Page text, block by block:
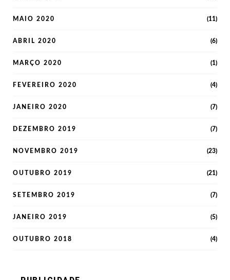
MAIO 2020 (11)
ABRIL 2020 (6)
MARÇO 2020 (1)
FEVEREIRO 2020 (4)
JANEIRO 2020 (7)
DEZEMBRO 2019 (7)
NOVEMBRO 2019 (23)
OUTUBRO 2019 (21)
SETEMBRO 2019 (7)
JANEIRO 2019 (5)
OUTUBRO 2018 (4)